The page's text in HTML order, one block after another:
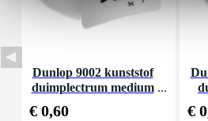
Dunlop 9002 kunststof
duimplectrum medium
€ 0,60 €